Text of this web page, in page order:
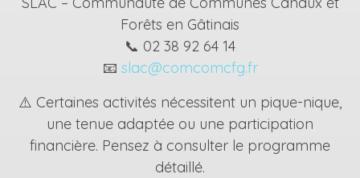
Forêts en Gâtinais
📞 02 38 92 64 14
📧 slac@comcomcfg.fr
⚠️ Certaines activités nécessitent un pique-nique,
une tenue adaptée ou une participation
financière. Pensez à consulter le programme
détaillé.